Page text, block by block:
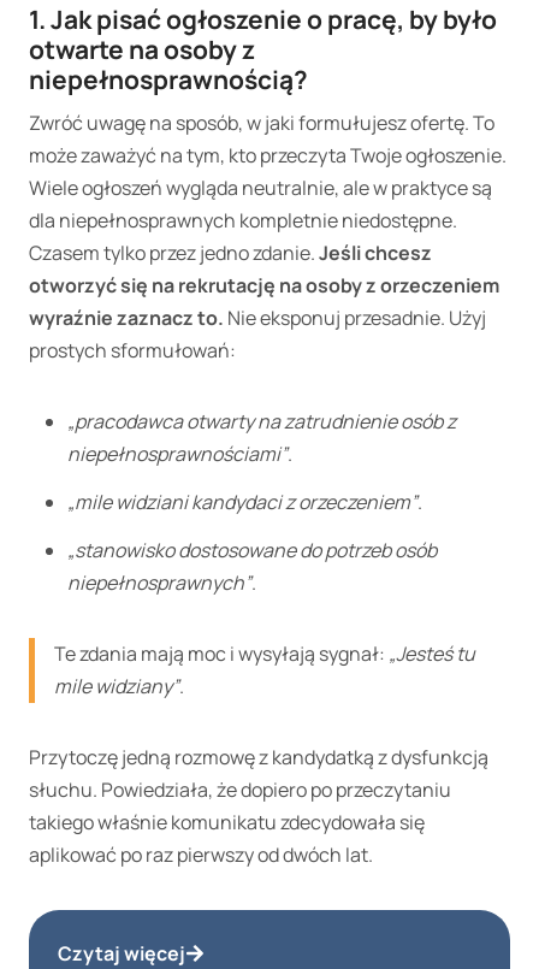
1.Jak pisać ogłoszenie o pracę, by było
otwarte na osoby z
niepełnosprawnością?
Zwróć uwagę na sposób, w jaki formułujesz ofertę. To
może zaważyć na tym, kto przeczyta Twoje ogłoszenie.
Wiele ogłoszeń wygląda neutralnie, ale w praktyce są
dla niepełnosprawnych kompletnie niedostępne.
Czasem tylko przez jedno zdanie.Jeśli chcesz
otworzyć się na rekrutację na osoby z orzeczeniem
wyraźnie zaznacz to. Nie eksponuj przesadnie. Użyj
prostych sformułowań:
„pracodawca otwarty na zatrudnienie osób z
niepełnosprawnościami”.
„mile widziani kandydaci z orzeczeniem”.
„stanowisko dostosowane do potrzeb osób
niepełnosprawnych”.
Te zdania mają moc i wysyłają sygnał: „Jesteś tu
mile widziany”.
Przytoczę jedną rozmowę z kandydatką z dysfunkcją
słuchu. Powiedziała, że dopiero po przeczytaniu
takiego właśnie komunikatu zdecydowała się
aplikować po raz pierwszy od dwóch lat.
Czytaj więcej